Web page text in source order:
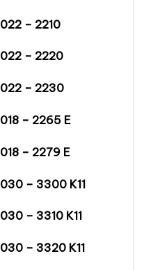
– 2210
– 2220
– 2230
– 2265 E
– 2279 E
– 3300 K11
– 3310 K11
– 3320 K11